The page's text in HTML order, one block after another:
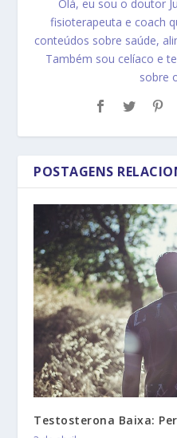
Olá, eu sou o doutor
fisioterapeuta e coach
conteúdos sobre saúde,
Também sou celíaco e
sobre
POSTAGENS
Testosterona Baixa: